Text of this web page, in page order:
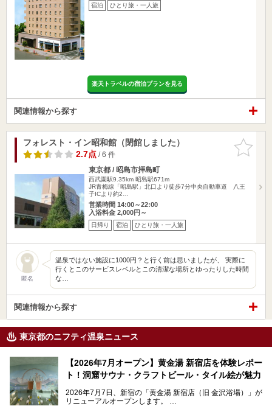
宿泊 ひとり旅・一人旅
楽天トラベルの宿泊プランを見る
関連情報から探す
お気に入
りに追加
フォレスト・イン昭和館（閉館しました）
2.7点/ 6 件
東京都 / 昭島市拝島町
西武園駅9.35km 昭島駅671m
JR青梅線「昭島駅」北口より徒歩7分中央自動車道 八王
子ICより約2…
営業時間 14:00～22:00
入浴料金 2,000円～
日帰り 宿泊 ひとり旅・一人旅
匿名
温泉ではない施設に1000円？と行く前は思いましたが、 実際に
行くとこのサービスレベルとこの清潔な場所とゆったりした時間
な…
関連情報から探す
東京都のニフティ温泉ニュース
【2026年7月オープン】黄金湯 新宿店を体験レポー
ト！洞窟サウナ・クラフトビール・タイル絵が魅力
2026年7月7日、新宿の「黄金湯 新宿店（旧 金沢浴場）」が
リニューアルオープンします。